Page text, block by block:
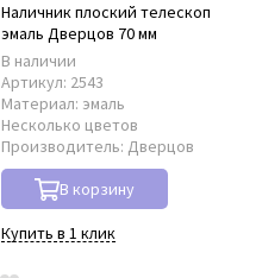
Наличник плоский телескоп
эмаль Дверцов 70 мм
В наличии
Артикул: 2543
Материал: эмаль
Несколько цветов
Производитель: Дверцов
В корзину
Купить в 1 клик